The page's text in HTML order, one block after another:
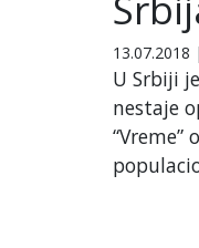
13.07.2018 |
U Srbiji
nestaje